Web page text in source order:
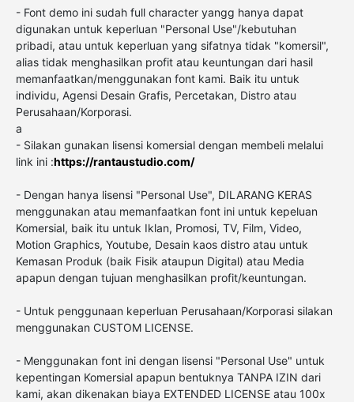
- Font demo ini sudah full character yangg hanya dapat
digunakan untuk keperluan "Personal Use"/kebutuhan
pribadi, atau untuk keperluan yang sifatnya tidak "komersil",
alias tidak menghasilkan profit atau keuntungan dari hasil
memanfaatkan/menggunakan font kami. Baik itu untuk
individu, Agensi Desain Grafis, Percetakan, Distro atau
Perusahaan/Korporasi.
a
- Silakan gunakan lisensi komersial dengan membeli melalui
link ini :https://rantaustudio.com/
- Dengan hanya lisensi "Personal Use", DILARANG KERAS
menggunakan atau memanfaatkan font ini untuk kepeluan
Komersial, baik itu untuk Iklan, Promosi, TV, Film, Video,
Motion Graphics, Youtube, Desain kaos distro atau untuk
Kemasan Produk (baik Fisik ataupun Digital) atau Media
apapun dengan tujuan menghasilkan profit/keuntungan.
- Untuk penggunaan keperluan Perusahaan/Korporasi silakan
menggunakan CUSTOM LICENSE.
- Menggunakan font ini dengan lisensi "Personal Use" untuk
kepentingan Komersial apapun bentuknya TANPA IZIN dari
kami, akan dikenakan biaya EXTENDED LICENSE atau 100x